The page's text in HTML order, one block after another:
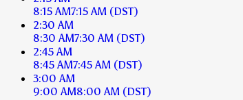
8:15 AM7:15 AM (DST)
2:30 AM
8:30 AM7:30 AM (DST)
2:45 AM
8:45 AM7:45 AM (DST)
3:00 AM
9:00 AM8:00 AM (DST)